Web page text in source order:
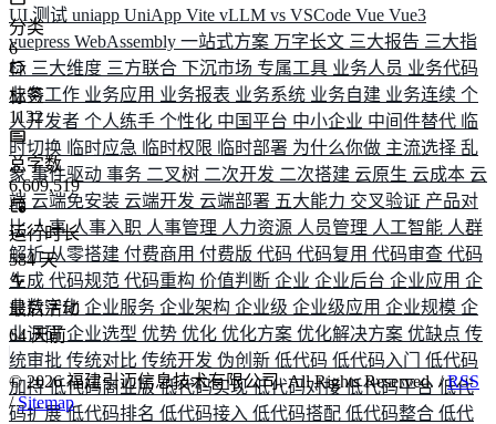
UI 测试 uniapp UniApp Vite vLLM vs VSCode Vue Vue3
vuepress WebAssembly 一站式方案 万字长文 三大报告 三大指
标 三大维度 三方联合 下沉市场 专属工具 业务人员 业务代码
业务工作 业务应用 业务报表 业务系统 业务自建 业务连续 个
人开发者 个人练手 个性化 中国平台 中小企业 中间件替代 临
时切换 临时应急 临时权限 临时部署 为什么你做 主流选择 乱
象 事件驱动 事务 二叉树 二次开发 二次搭建 云原生 云成本 云
端 云端免安装 云端开发 云端部署 五大能力 交叉验证 产品对
比人事人事入职 人事管理 人力资源 人员管理 人工智能 人群
解析从零搭建 付费商用 付费版 代码 代码复用 代码审查 代码
生成 代码规范 代码重构 价值判断 企业 企业后台 企业应用 企
业数字化 企业服务 企业架构 企业级 企业级应用 企业规模 企
业调研企业选型 优势 优化 优化方案 优化解决方案 优缺点 传
统审批 传统对比 传统开发 伪创新 低代码 低代码入门 低代码
加持低代码商业版低代码实现低代码对接低代码平台 低代
码扩展低代码排名 低代码接入 低代码搭配 低代码整合 低代
分类
6
标签
1132
总字数
6,609,519
运行时长
584 天
最后活动
64 天前
©2026福建引迈信息技术有限公司. All Rights Reserved. /RSS
/Sitemap